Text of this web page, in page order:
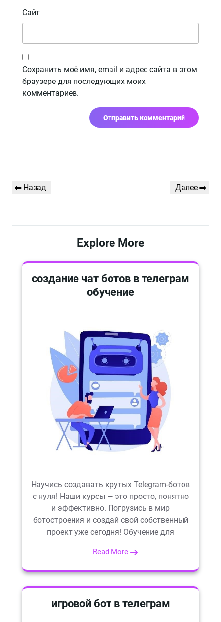
Сайт
Сохранить моё имя, email и адрес сайта в этом
браузере для последующих моих
комментариев.
по
Предыдущая
Назад
Следующая
Далее
Explore More
создание чат ботов в телеграм
обучение
Научись создавать крутых Telegram-ботов
с нуля! Наши курсы — это просто, понятно
и эффективно. Погрузись в мир
ботостроения и создай свой собственный
проект уже сегодня! Обучение для
Read More
игровой бот в телеграм